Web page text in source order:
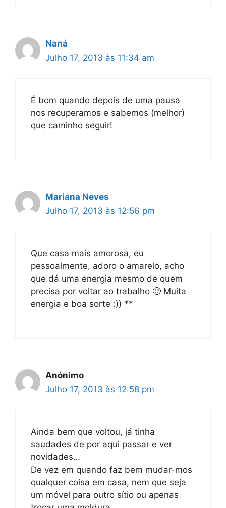
Naná
Julho 17, 2013 às 11:34 am
É bom quando depois de uma pausa
nos recuperamos e sabemos (melhor)
que caminho seguir!
Mariana Neves
Julho 17, 2013 às 12:56 pm
Que casa mais amorosa, eu
pessoalmente, adoro o amarelo, acho
que dá uma energia mesmo de quem
precisa por voltar ao trabalho 🙂 Muita
energia e boa sorte :)) **
Anónimo
Julho 17, 2013 às 12:58 pm
Ainda bem que voltou, já tinha
saudades de por aqui passar e ver
novidades…
De vez em quando faz bem mudar-mos
qualquer coisa em casa, nem que seja
um móvel para outro sítio ou apenas